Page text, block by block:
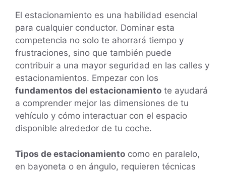
El estacionamiento es una habilidad esencial
para cualquier conductor. Dominar esta
competencia no solo te ahorrará tiempo y
frustraciones, sino que también puede
contribuir a una mayor seguridad en las calles y
estacionamientos. Empezar con los
fundamentos del estacionamiento te ayudará
a comprender mejor las dimensiones de tu
vehículo y cómo interactuar con el espacio
disponible alrededor de tu coche.
Tipos de estacionamiento como en paralelo,
en bayoneta o en ángulo, requieren técnicas